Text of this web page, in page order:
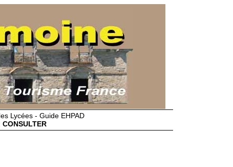
Lycées - Guide EHPAD
CONSULTER